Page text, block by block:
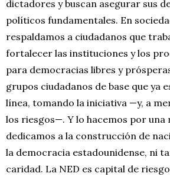
dictadores y buscan asegurar sus
políticos fundamentales. En
respaldamos a ciudadanos que
fortalecer las instituciones y los
para democracias libres y
grupos ciudadanos de base que ya
línea, tomando la iniciativa —y, a
los riesgos—. Y lo hacemos por una
dedicamos a la construcción de
la democracia estadounidense, ni
caridad. La NED es capital de